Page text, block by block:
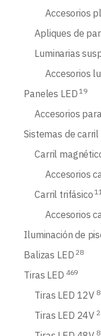
Accesorios
Apliques de
Luminarias
Accesorios
Paneles LED 19
Accesorios
Sistemas de carril
Carril
Accesorios
Carril trifásico
Accesorios
Iluminación de
Balizas LED 28
Tiras LED 469
Tiras LED 12V
Tiras LED 24V
8